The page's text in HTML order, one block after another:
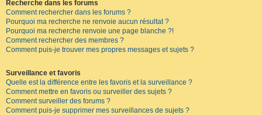
Recherche dans les forums
Comment rechercher dans les forums ?
Pourquoi ma recherche ne renvoie aucun résultat ?
Pourquoi ma recherche renvoie une page blanche ?!
Comment rechercher des membres ?
Comment puis-je trouver mes propres messages et sujets ?
Surveillance et favoris
Quelle est la différence entre les favoris et la surveillance ?
Comment mettre en favoris ou surveiller des sujets ?
Comment surveiller des forums ?
Comment puis-je supprimer mes surveillances de sujets ?